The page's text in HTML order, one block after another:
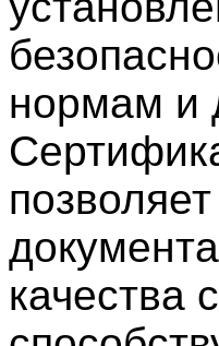
нормам и
качества